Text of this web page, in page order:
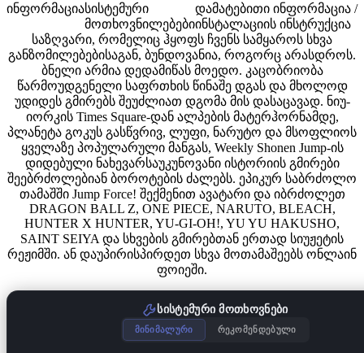
ინფორმაციასისტემური
მოთხოვნილებები
დამატებითი ინფორმაცია /
ინსტალაციის ინსტრუქცია
საზღვარი, რომელიც ჰყოფს ჩვენს სამყაროს სხვა
განზომილებებისაგან, ბუნდოვანია, როგორც არასდროს.
ბნელი არმია დედამიწას მოედო. კაცობრიობა
წარმოუდგენელი საფრთხის წინაშე დგას და მხოლოდ
უდიდეს გმირებს შეუძლიათ დგომა მის დასაცავად. ნიუ-
იორკის Times Square-დან ალპების მატერჰორნამდე,
პლანეტა გოკუს გასწვრივ, ლუფი, ნარუტო და მსოფლიოს
ყველაზე პოპულარული მანგას, Weekly Shonen Jump-ის
დიდებული ნახევარსაუკუნოვანი ისტორიის გმირები
შეებრძოლებიან ბოროტების ძალებს. ეპიკურ საბრძოლო
თამაშში Jump Force! შექმენით ავატარი და იბრძოლეთ
DRAGON BALL Z, ONE PIECE, NARUTO, BLEACH,
HUNTER X HUNTER, YU-GI-OH!, YU YU HAKUSHO,
SAINT SEIYA და სხვების გმირებთან ერთად სიუჟეტის
რეჟიმში. ან დაუპირისპირდეთ სხვა მოთამაშეებს ონლაინ
ფოიეში.
სისტემური მოთხოვნები
მინიმალური რეკომენდებული